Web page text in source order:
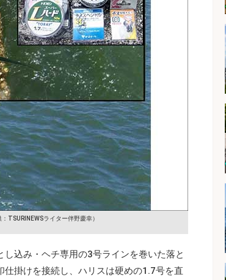
：TSURINEWSライター伴野慶幸）
込み・ヘチ専用の3号ラインを巻いた落と
掛けを接続し、ハリスは硬めの1.7号を直